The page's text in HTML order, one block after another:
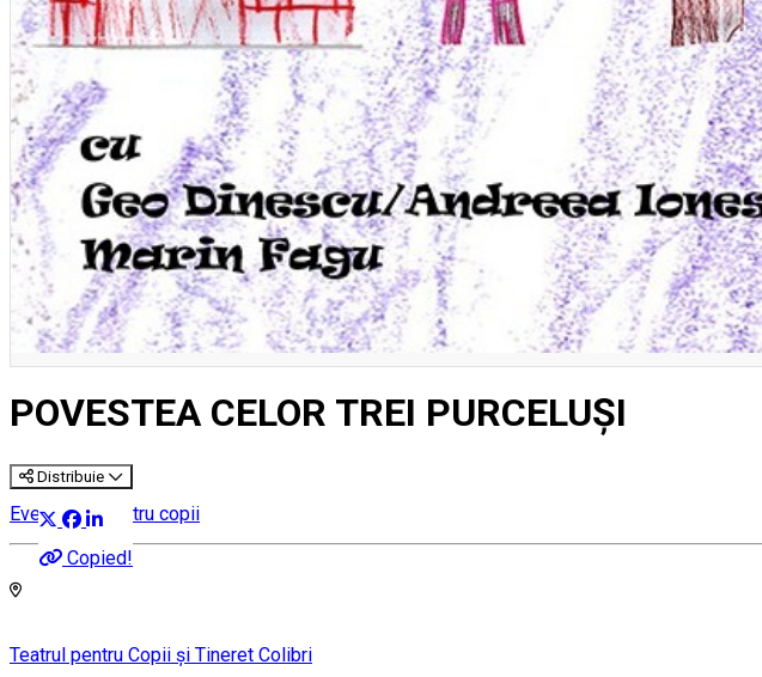
POVESTEA CELOR TREI PURCELUȘI
Distribuie
Copied!
Eveniment pentru copii
Teatrul pentru Copii și Tineret Colibri